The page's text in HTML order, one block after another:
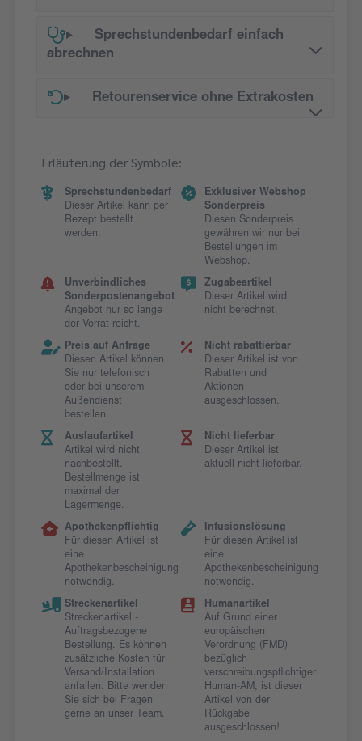
Sprechstundenbedarf einfach
abrechnen
Retourenservice ohne Extrakosten
Erläuterung der Symbole:
Sprechstundenbedarf
Dieser Artikel kann per
Rezept bestellt
werden.
Exklusiver Webshop
Sonderpreis
Diesen Sonderpreis
gewähren wir nur bei
Bestellungen im
Webshop.
Unverbindliches
Sonderpostenangebot
Angebot nur so lange
der Vorrat reicht.
Zugabeartikel
Dieser Artikel wird
nicht berechnet.
Preis auf Anfrage
Diesen Artikel können
Sie nur telefonisch
oder bei unserem
Außendienst
bestellen.
Nicht rabattierbar
Dieser Artikel ist von
Rabatten und
Aktionen
ausgeschlossen.
Auslaufartikel
Artikel wird nicht
nachbestellt.
Bestellmenge ist
maximal der
Lagermenge.
Nicht lieferbar
Dieser Artikel ist
aktuell nicht lieferbar.
Apothekenpflichtig
Für diesen Artikel ist
eine
Apothekenbescheinigung
notwendig.
Infusionslösung
Für diesen Artikel ist
eine
Apothekenbescheinigung
notwendig.
Streckenartikel
Streckenartikel -
Auftragsbezogene
Bestellung. Es können
zusätzliche Kosten für
Versand/Installation
anfallen. Bitte wenden
Sie sich bei Fragen
gerne an unser Team.
Humanartikel
Auf Grund einer
europäischen
Verordnung (FMD)
bezüglich
verschreibungspflichtiger
Human-AM, ist dieser
Artikel von der
Rückgabe
ausgeschlossen!